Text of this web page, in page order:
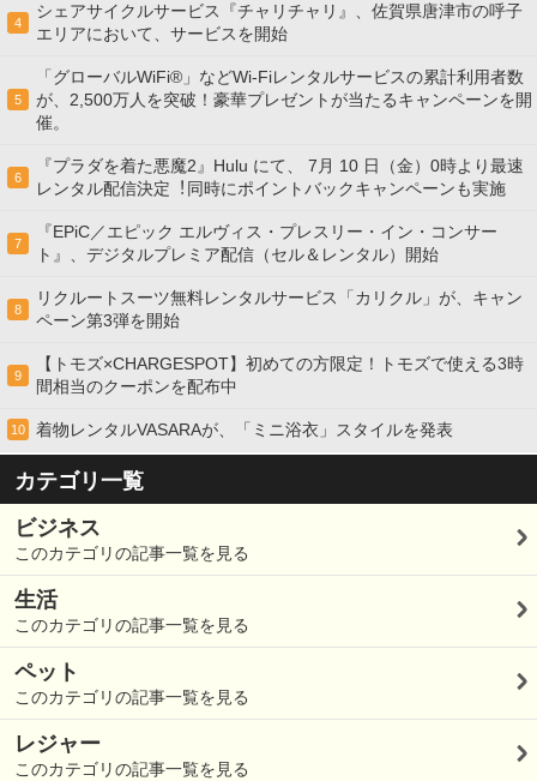
4
シェアサイクルサービス『チャリチャリ』、佐賀県唐津市の呼子
エリアにおいて、サービスを開始
5
「グローバルWiFi®」などWi-Fiレンタルサービスの累計利用者数
が、2,500万人を突破！豪華プレゼントが当たるキャンペーンを開
催。
6
『プラダを着た悪魔2』Hulu にて、 7⽉ 10 ⽇（金）0時より最速
レンタル配信決定︕同時にポイントバックキャンペーンも実施
7
『EPiC／エピック エルヴィス・プレスリー・イン・コンサー
ト』、デジタルプレミア配信（セル＆レンタル）開始
8
リクルートスーツ無料レンタルサービス「カリクル」が、キャン
ペーン第3弾を開始
9
【トモズ×CHARGESPOT】初めての方限定！トモズで使える3時
間相当のクーポンを配布中
10 着物レンタルVASARAが、「ミニ浴衣」スタイルを発表
カテゴリ一覧
ビジネス
このカテゴリの記事一覧を見る
生活
このカテゴリの記事一覧を見る
ペット
このカテゴリの記事一覧を見る
レジャー
このカテゴリの記事一覧を見る